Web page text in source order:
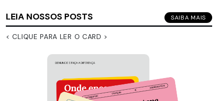
LEIA NOSSOS POSTS SAIBA MAIS
< CLIQUE PARA LER O CARD >